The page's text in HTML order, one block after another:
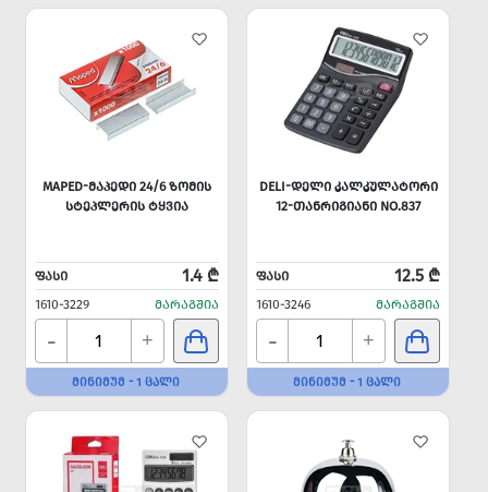
MAPED-ᲛᲐᲞᲔᲓᲘ 24/6 ᲖᲝᲛᲘᲡ
ᲡᲢᲔᲞᲚᲔᲠᲘᲡ ᲢᲧᲕᲘᲐ
ᲤᲐᲡᲘ 1.4 ₾
1610-3229 ᲛᲐᲠᲐᲒᲨᲘᲐ
- +
ᲛᲘᲜᲘᲛᲣᲛ - 1 ᲪᲐᲚᲘ
DELI-ᲓᲔᲚᲘ ᲙᲐᲚᲙᲣᲚᲐᲢᲝᲠᲘ
12-ᲗᲐᲜᲠᲘᲒᲘᲐᲜᲘ NO.837
ᲤᲐᲡᲘ 12.5 ₾
1610-3246 ᲛᲐᲠᲐᲒᲨᲘᲐ
- +
ᲛᲘᲜᲘᲛᲣᲛ - 1 ᲪᲐᲚᲘ